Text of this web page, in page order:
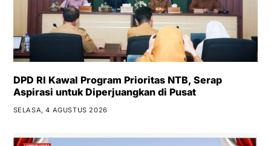
DPD RI Kawal Program Prioritas NTB, Serap
Aspirasi untuk Diperjuangkan di Pusat
SELASA, 4 AGUSTUS 2026